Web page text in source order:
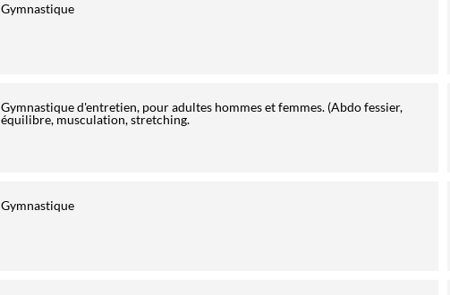
Gymnastique
Gymnastique d'entretien, pour adultes hommes et femmes. (Abdo fessier,
équilibre, musculation, stretching.
Gymnastique